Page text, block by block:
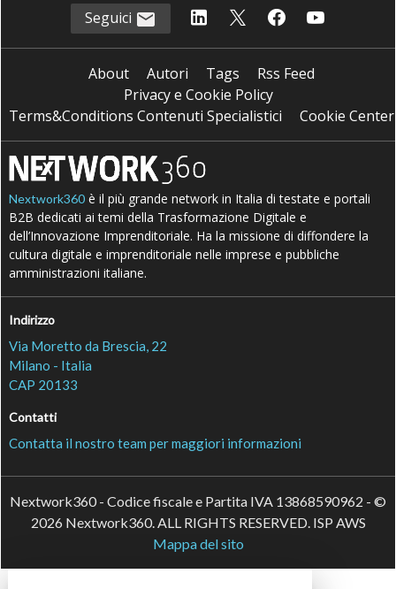
Seguici
About Autori Tags
Rss Feed
Privacy e Cookie Policy
Terms&Conditions Contenuti Specialistici
Cookie Center
Nextwork360 è il più grande network in Italia di testate e portali
B2B dedicati ai temi della Trasformazione Digitale e
dell’Innovazione Imprenditoriale. Ha la missione di diffondere la
cultura digitale e imprenditoriale nelle imprese e pubbliche
amministrazioni italiane.
Indirizzo
Via Moretto da Brescia, 22
Milano - Italia
CAP 20133
Contatti
Contatta il nostro team per maggiori informazioni
Nextwork360 - Codice fiscale e Partita IVA 13868590962 - ©
2026 Nextwork360. ALL RIGHTS RESERVED. ISP AWS
Mappa del sito